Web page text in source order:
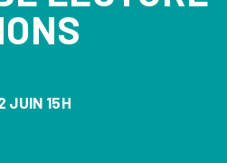
JUIN 15H